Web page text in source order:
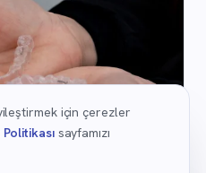
için çerezler
sayfamızı